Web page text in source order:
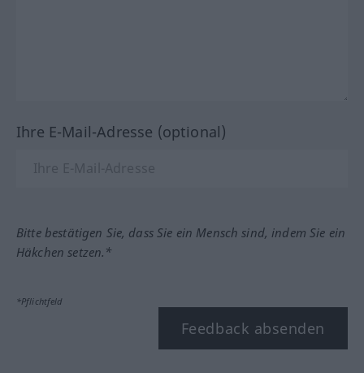
Ihre E-Mail-Adresse (optional)
Bitte bestätigen Sie, dass Sie ein Mensch sind, indem Sie ein
Häkchen setzen.*
*Pflichtfeld
Feedback absenden